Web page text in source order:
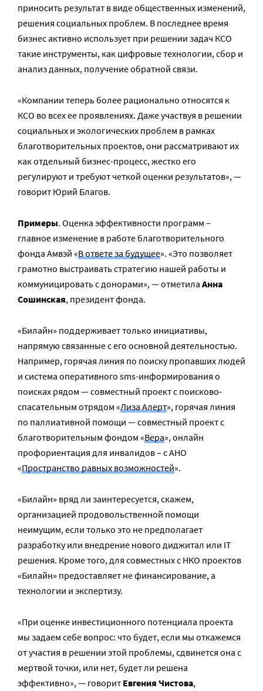
приносить результат в виде общественных изменений,
решения социальных проблем. В последнее время
бизнес активно использует при решении задач КСО
такие инструменты, как цифровые технологии, сбор и
анализ данных, получение обратной связи.
«Компании теперь более рационально относятся к
КСО во всех ее проявлениях. Даже участвуя в решении
социальных и экологических проблем в рамках
благотворительных проектов, они рассматривают их
как отдельный бизнес-процесс, жестко его
регулируют и требуют четкой оценки результатов», —
говорит Юрий Благов.
Примеры. Оценка эффективности программ –
главное изменение в работе благотворительного
фонда Амвэй «В ответе за будущее». «Это позволяет
грамотно выстраивать стратегию нашей работы и
коммуницировать с донорами», — отметила Анна
Сошинская, президент фонда.
«Билайн» поддерживает только инициативы,
напрямую связанные с его основной деятельностью.
Например, горячая линия по поиску пропавших людей
и система оперативного sms-информирования о
поисках рядом — совместный проект с поисково-
спасательным отрядом «Лиза Алерт», горячая линия
по паллиативной помощи — совместный проект с
благотворительным фондом «Вера», онлайн
профориентация для инвалидов – с АНО
«Пространство равных возможностей».
«Билайн» вряд ли заинтересуется, скажем,
организацией продовольственной помощи
неимущим, если только это не предполагает
разработку или внедрение нового диджитал или IT
решения. Кроме того, для совместных с НКО проектов
«Билайн» предоставляет не финансирование, а
технологии и экспертизу.
«При оценке инвестиционного потенциала проекта
мы задаем себе вопрос: что будет, если мы откажемся
от участия в решении этой проблемы, сдвинется она с
мертвой точки, или нет, будет ли решена
эффективно», — говорит Евгения Чистова,